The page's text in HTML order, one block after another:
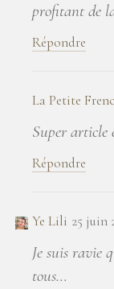
profitant de
Répondre
La Petite
Super article
Répondre
Ye Lili 25 juin
Je suis ravie
tous…